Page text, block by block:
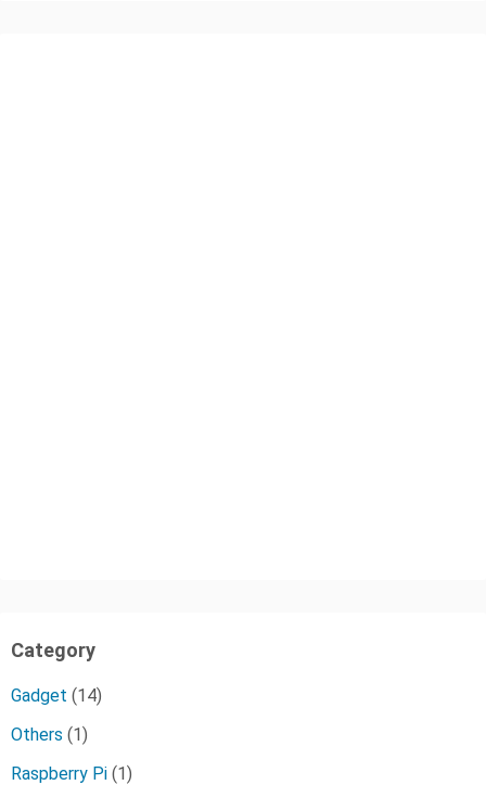
Category
Gadget (14)
Others (1)
Raspberry Pi (1)